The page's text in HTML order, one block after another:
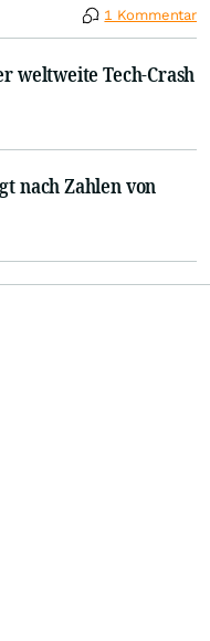
1 Kommentar
weltweite Tech-Crash
nach Zahlen von